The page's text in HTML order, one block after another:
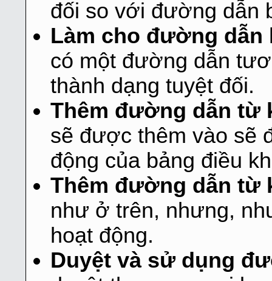
đối so với đường dẫn
Làm cho đường dẫn
có một đường dẫn
thành dạng tuyệt đối.
Thêm đường dẫn từ
sẽ được thêm vào sẽ
động của bảng điều
Thêm đường dẫn từ
như ở trên, nhưng,
hoạt động.
Duyệt và sử dụng